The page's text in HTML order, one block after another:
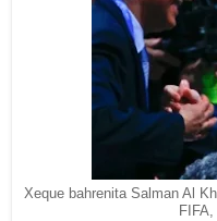
Xeque bahrenita Salman Al